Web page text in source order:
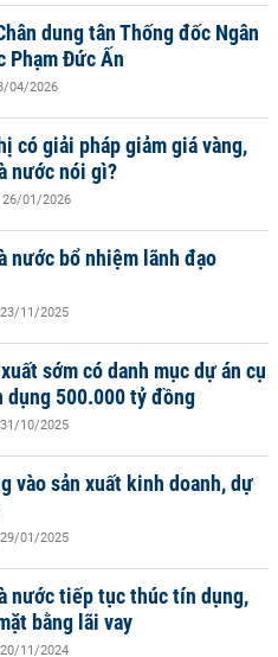
dung tân Thống đốc Ngân
Phạm Đức Ấn
04/2026
có giải pháp giảm giá vàng,
nước nói gì?
26/01/2026
nước bổ nhiệm lãnh đạo
11/2025
sớm có danh mục dự án cụ
500.000 tỷ đồng
10/2025
vào sản xuất kinh doanh, dự
01/2025
nước tiếp tục thúc tín dụng,
bằng lãi vay
11/2024